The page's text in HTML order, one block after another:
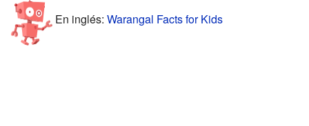
En inglés: Warangal Facts for Kids